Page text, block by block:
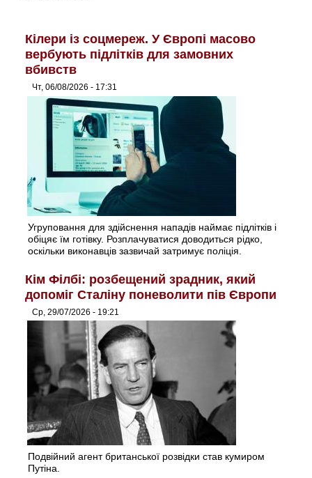
Кілери із соцмереж. У Європі масово
вербують підлітків для замовних
вбивств
Чт, 06/08/2026 - 17:31
Угруповання для здійснення нападів наймає підлітків і
обіцяє їм готівку. Розплачуватися доводиться рідко,
оскільки виконавців зазвичай затримує поліція.
Кім Філбі: розбещений зрадник, який
допоміг Сталіну поневолити пів Європи
Ср, 29/07/2026 - 19:21
Подвійний агент британської розвідки став кумиром
Путіна.